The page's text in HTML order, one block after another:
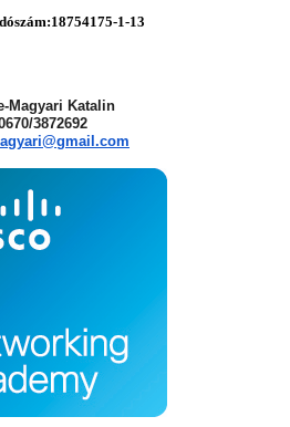
1-13
Magyari Katalin
3872692